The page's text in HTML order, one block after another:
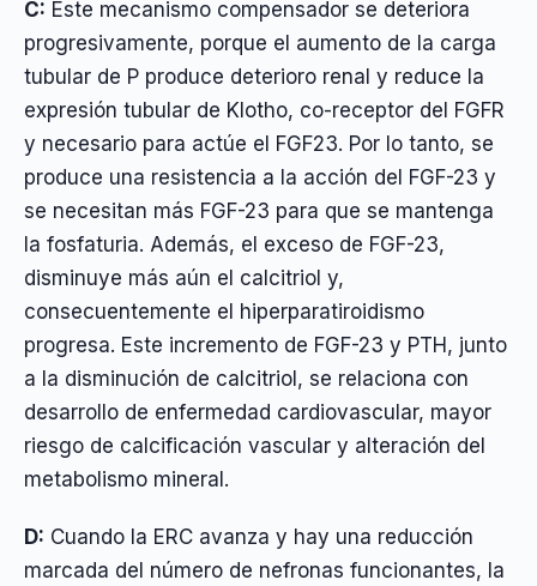
C: Este mecanismo compensador se deteriora
progresivamente, porque el aumento de la carga
tubular de P produce deterioro renal y reduce la
expresión tubular de Klotho, co-receptor del FGFR
y necesario para actúe el FGF23. Por lo tanto, se
produce una resistencia a la acción del FGF-23 y
se necesitan más FGF-23 para que se mantenga
la fosfaturia. Además, el exceso de FGF-23,
disminuye más aún el calcitriol y,
consecuentemente el hiperparatiroidismo
progresa. Este incremento de FGF-23 y PTH, junto
a la disminución de calcitriol, se relaciona con
desarrollo de enfermedad cardiovascular, mayor
riesgo de calcificación vascular y alteración del
metabolismo mineral.
D: Cuando la ERC avanza y hay una reducción
marcada del número de nefronas funcionantes, la